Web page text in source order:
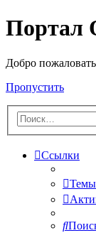
Добро
Пропустить
Ссылки
Темы